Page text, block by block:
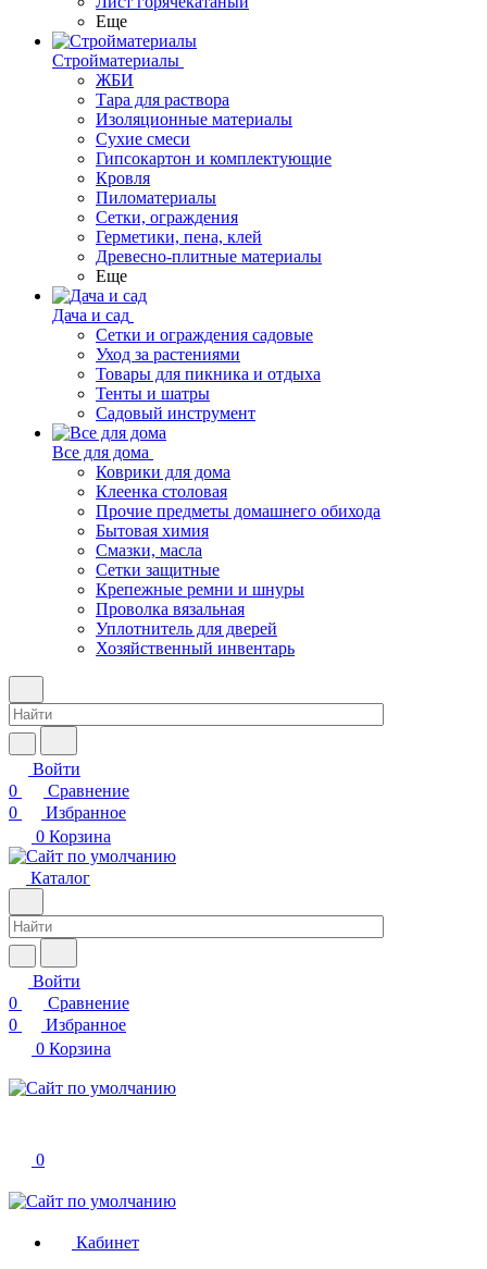
Еще
Стройматериалы
ЖБИ
Тара для раствора
Изоляционные материалы
Сухие смеси
Гипсокартон и комплектующие
Кровля
Пиломатериалы
Сетки, ограждения
Герметики, пена, клей
Древесно-плитные материалы
Еще
Дача и сад
Сетки и ограждения садовые
Уход за растениями
Товары для пикника и отдыха
Тенты и шатры
Садовый инструмент
Все для дома
Коврики для дома
Клеенка столовая
Прочие предметы домашнего обихода
Бытовая химия
Смазки, масла
Сетки защитные
Крепежные ремни и шнуры
Проволка вязальная
Уплотнитель для дверей
Хозяйственный инвентарь
Войти
0
Сравнение
0
Избранное
0 Корзина
Каталог
Войти
0
Сравнение
0
Избранное
0 Корзина
0
Кабинет